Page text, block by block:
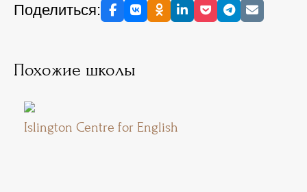
Поделиться:
Похожие школы
Islington Centre for English